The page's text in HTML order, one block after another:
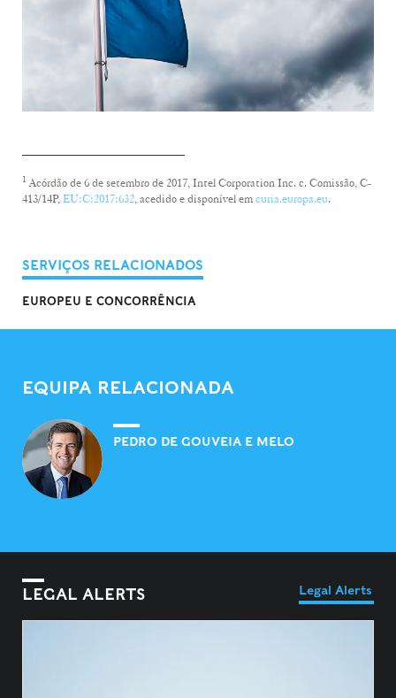
1 Acórdão de 6 de setembro de 2017, Intel Corporation Inc. c. Comissão, C-
413/14P, EU:C:2017:632 , acedido e disponível em curia.europa.eu.
SERVIÇOS RELACIONADOS
EUROPEU E CONCORRÊNCIA
EQUIPA RELACIONADA
PEDRO DE GOUVEIA E MELO
LEGAL ALERTS Legal Alerts